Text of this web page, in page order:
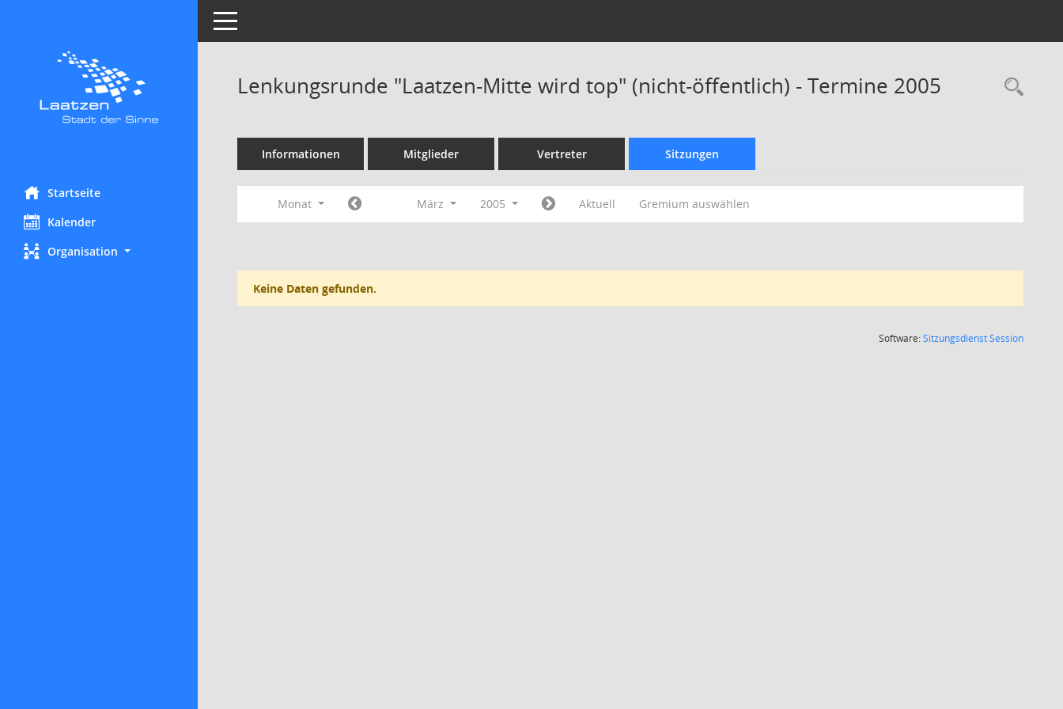
Startseite
Kalender
Organisation
Toggle navigation
Lenkungsrunde "Laatzen-Mitte wird top" (nicht-öffentlich) - Termine 2005
Informationen Mitglieder Vertreter Sitzungen
Monat März 2005 Aktuell Gremium auswählen
Keine Daten gefunden.
Software:SitzungsdienstSession(Wird in